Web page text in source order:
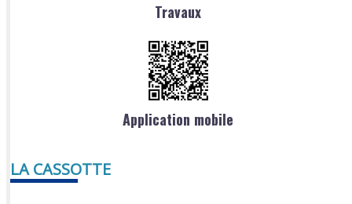
Travaux
Application mobile
LA CASSOTTE